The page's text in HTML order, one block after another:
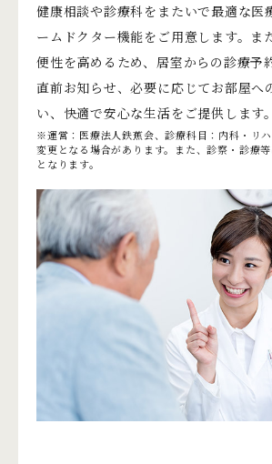
健康相談や診療科をまたいで最適な医
ームドクター機能をご用意します。ま
便性を高めるため、居室からの診療予
直前お知らせ、必要に応じてお部屋へ
い、快適で安心な生活をご提供します。
※運営：医療法人鉄蕉会、診療科目：内科・リハ
変更となる場合があります。また、診察・診療
となります。